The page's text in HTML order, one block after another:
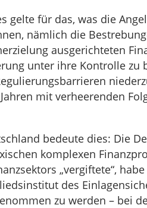
gelte für das, was die
nämlich die
ausgerichteten
unter ihre Kontrolle
mit verheerenden
bedeute dies: Die
komplexen
„vergiftete“,
des
zu werden – bei